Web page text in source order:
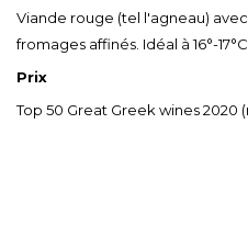
Viande rouge (tel l'agneau)
fromages affinés. Idéal à16°-17°C.
Prix
Top 50 Great Greek wines 2020